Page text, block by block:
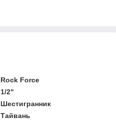
Rock Force
1/2"
Шестигранник
Тайвань